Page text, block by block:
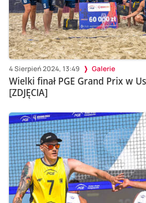
4 Sierpień 2024, 13:49 Galerie
Wielki finał PGE Grand Prix w
[ZDJĘCIA]